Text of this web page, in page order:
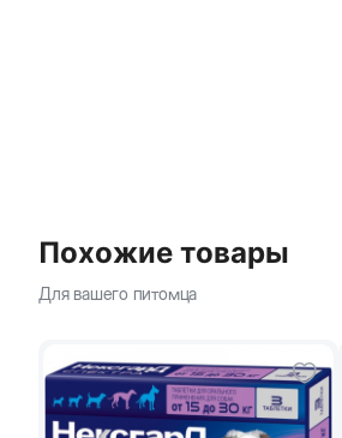
Похожие товары
Для вашего питомца